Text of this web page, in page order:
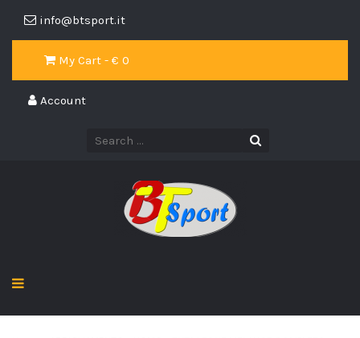
info@btsport.it
My Cart - € 0
Account